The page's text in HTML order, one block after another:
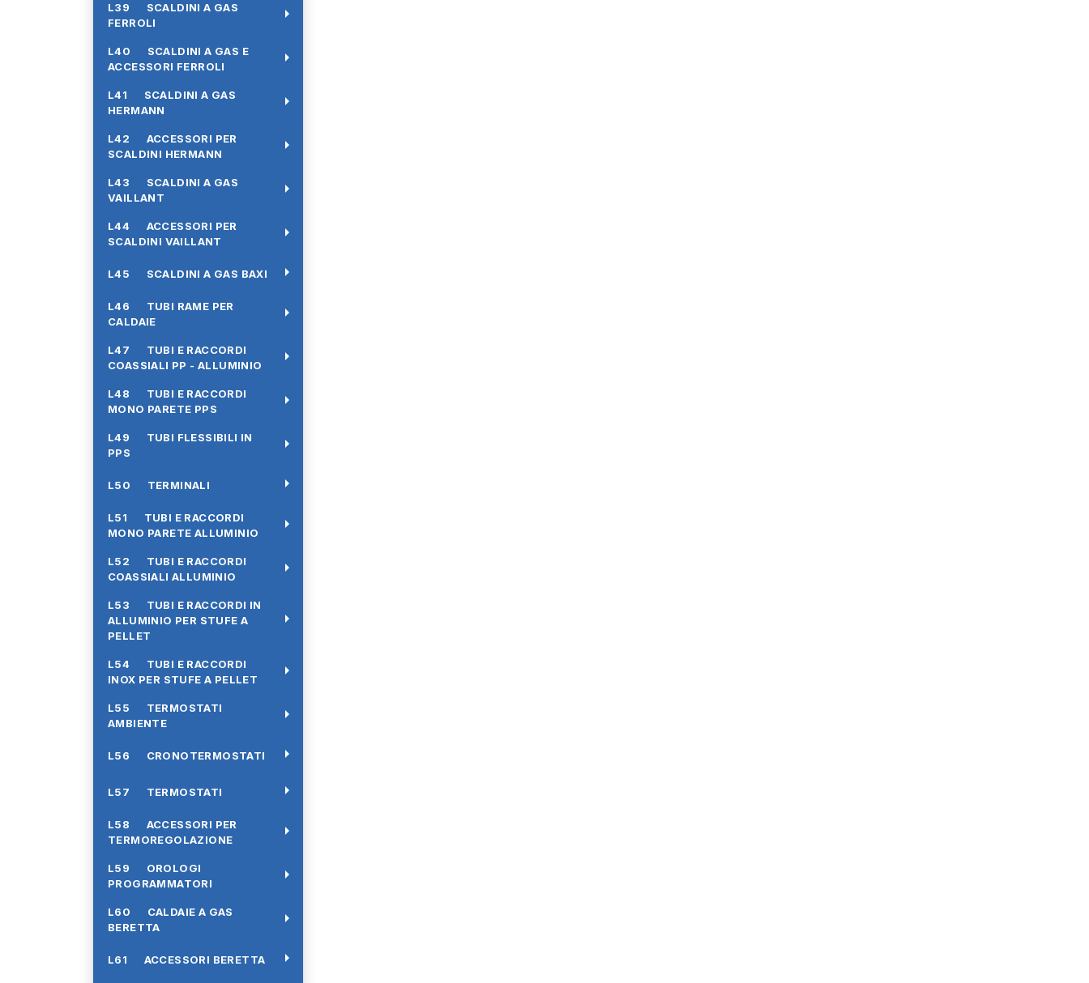
L39 SCALDINI A GAS
FERROLI
arrow_right
L40 SCALDINI A GAS E
ACCESSORI FERROLI
arrow_right
L41 SCALDINI A GAS
HERMANN
arrow_right
L42 ACCESSORI PER
SCALDINI HERMANN
arrow_right
L43 SCALDINI A GAS
VAILLANT
arrow_right
L44 ACCESSORI PER
SCALDINI VAILLANT
arrow_right
L45 SCALDINI A GAS BAXI arrow_right
L46 TUBI RAME PER
CALDAIE
arrow_right
L47 TUBI E RACCORDI
COASSIALI PP - ALLUMINIO
arrow_right
L48 TUBI E RACCORDI
MONO PARETE PPS
arrow_right
L49 TUBI FLESSIBILI IN
PPS
arrow_right
L50 TERMINALI arrow_right
L51 TUBI E RACCORDI
MONO PARETE ALLUMINIO
arrow_right
L52 TUBI E RACCORDI
COASSIALI ALLUMINIO
arrow_right
L53 TUBI E RACCORDI IN
ALLUMINIO PER STUFE A
PELLET
arrow_right
L54 TUBI E RACCORDI
INOX PER STUFE A PELLET
arrow_right
L55 TERMOSTATI
AMBIENTE
arrow_right
L56 CRONOTERMOSTATI arrow_right
L57 TERMOSTATI arrow_right
L58 ACCESSORI PER
TERMOREGOLAZIONE
arrow_right
L59 OROLOGI
PROGRAMMATORI
arrow_right
L60 CALDAIE A GAS
BERETTA
arrow_right
L61 ACCESSORI BERETTA arrow_right